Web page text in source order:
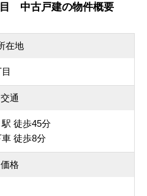
中古戸建の物件概要
在地
交通
徒歩45分
徒歩8分
価格